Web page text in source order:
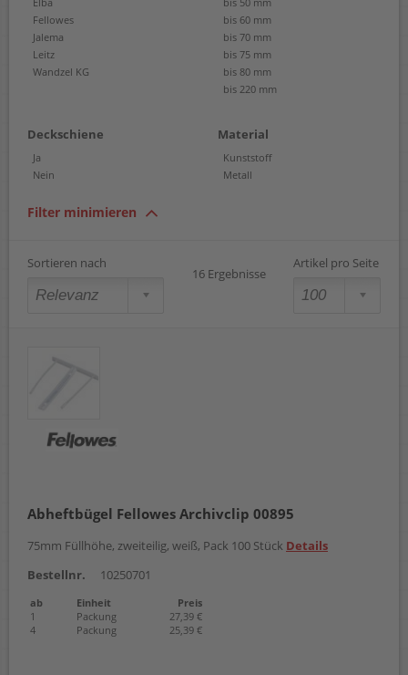
Fellowes
Jalema
Leitz
Wandzel KG
bis 60 mm
bis 70 mm
bis 75 mm
bis 80 mm
bis 220 mm
Deckschiene
Ja
Nein
Material
Kunststoff
Metall
Filter minimieren
Sortieren nach
16 Ergebnisse
Artikel pro Seite
Abheftbügel Fellowes Archivclip 00895
75mm Füllhöhe, zweiteilig, weiß, Pack 100 Stück Details
Bestellnr.
10250701
ab Einheit
Preis
1
Packung
27,39 €
4
Packung 25,39 €